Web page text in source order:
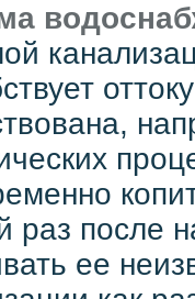
раз после
ее